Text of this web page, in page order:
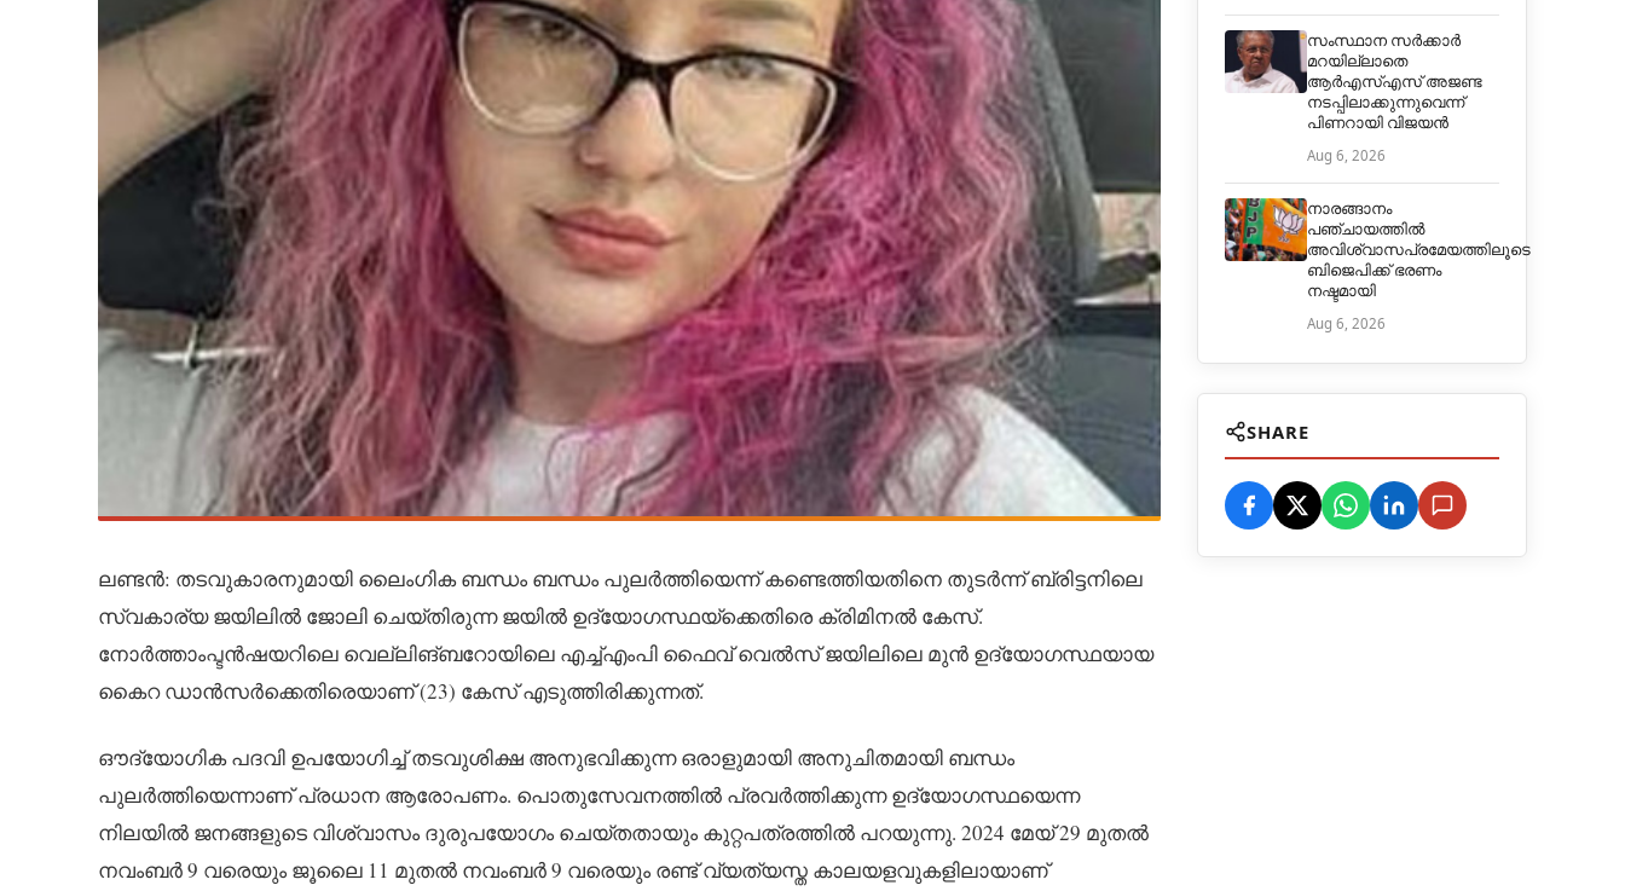
ലണ്ടൻ: തടവുകാരനുമായി ലൈംഗിക ബന്ധം ബന്ധം പുലർത്തിയെന്ന് കണ്ടെത്തിയതിനെ തുടർന്ന് ബ്രിട്ടനിലെ
സ്വകാര്യ ജയിലിൽ ജോലി ചെയ്തിരുന്ന ജയിൽ ഉദ്യോഗസ്ഥയ്ക്കെതിരെ ക്രിമിനൽ കേസ്.
നോർത്താംപ്ടൻഷയറിലെ വെല്ലിങ്ബറോയിലെ എച്ച്എംപി ഫൈവ് വെൽസ് ജയിലിലെ മുൻ ഉദ്യോഗസ്ഥയായ
കൈറ ഡാൻസർക്കെതിരെയാണ് (23) കേസ് എടുത്തിരിക്കുന്നത്.
ഔദ്യോഗിക പദവി ഉപയോഗിച്ച് തടവുശിക്ഷ അനുഭവിക്കുന്ന ഒരാളുമായി അനുചിതമായി ബന്ധം
പുലർത്തിയെന്നാണ് പ്രധാന ആരോപണം. പൊതുസേവനത്തിൽ പ്രവർത്തിക്കുന്ന ഉദ്യോഗസ്ഥയെന്ന
നിലയിൽ ജനങ്ങളുടെ വിശ്വാസം ദുരുപയോഗം ചെയ്തതായും കുറ്റപത്രത്തിൽ പറയുന്നു. 2024 മേയ് 29 മുതൽ
നവംബർ 9 വരെയും ജൂലൈ 11 മുതൽ നവംബർ 9 വരെയും രണ്ട് വ്യത്യസ്ത കാലയളവുകളിലായാണ്
സംസ്ഥാന സർക്കാർ
മറയില്ലാതെ
ആർഎസ്എസ് അജണ്ട
നടപ്പിലാക്കുന്നുവെന്ന്
പിണറായി വിജയൻ
Aug 6, 2026
നാരങ്ങാനം
പഞ്ചായത്തില്‍
അവിശ്വാസപ്രമേയത്തിലൂടെ
ബിജെപിക്ക് ഭരണം
നഷ്ടമായി
Aug 6, 2026
SHARE